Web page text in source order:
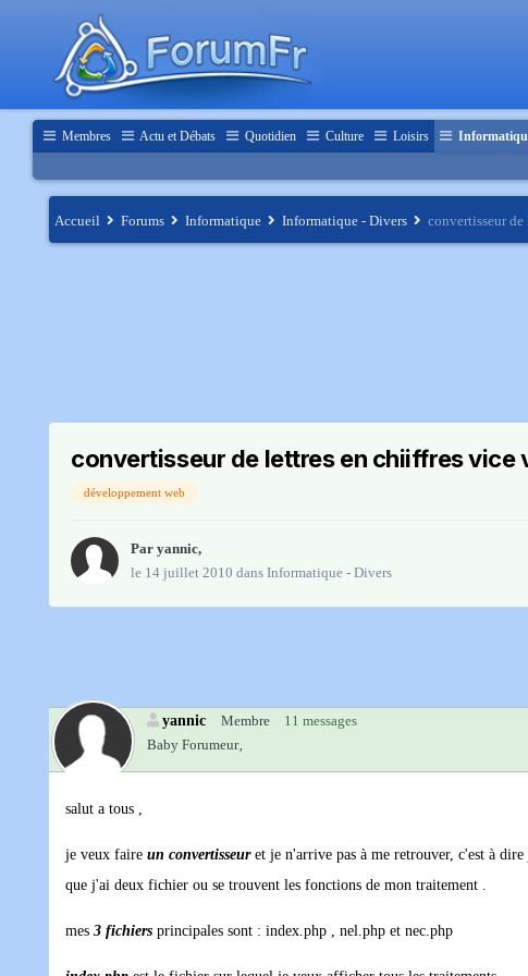
Membres Actu et Débats Quotidien Culture Loisirs
Accueil Forums Informatique Informatique - Divers convertisseur
convertisseur de lettres en chiiffres vice
développement web
Par yannic,
le 14 juillet 2010 dans Informatique - Divers
yannic Membre
11 messages
Baby Forumeur‚
salut a tous ,
je veux faire un convertisseur et je n'arrive pas à me retrouver, c'est à
que j'ai deux fichier ou se trouvent les fonctions de mon traitement .
mes 3 fichiers principales sont : index.php , nel.php et nec.php